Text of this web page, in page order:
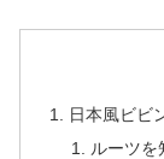
日本風ビビ
ルーツを